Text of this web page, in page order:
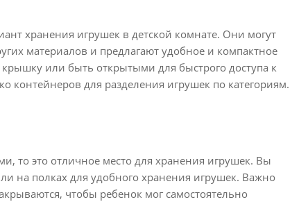
хранения игрушек в детской комнате. Они могут
материалов и предлагают удобное и компактное
или быть открытыми для быстрого доступа к
контейнеров для разделения игрушек по категориям.
то это отличное место для хранения игрушек. Вы
на полках для удобного хранения игрушек. Важно
чтобы ребенок мог самостоятельно